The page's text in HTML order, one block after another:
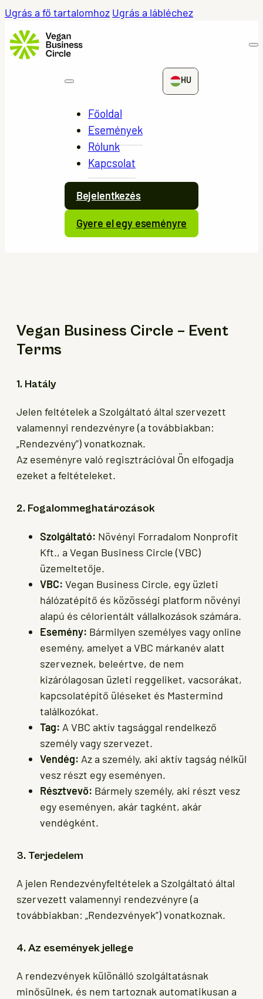
Ugrás a fő tartalomhoz Ugrás a lábléchez
HU
Főoldal
Események
Rólunk
Kapcsolat
Bejelentkezés
Gyere el egy eseményre
Vegan Business Circle – Event
Terms
1. Hatály
Jelen feltételek a Szolgáltató által szervezett
valamennyi rendezvényre (a továbbiakban:
„Rendezvény”) vonatkoznak.
Az eseményre való regisztrációval Ön elfogadja
ezeket a feltételeket.
2. Fogalommeghatározások
Szolgáltató: Növényi Forradalom Nonprofit
Kft., a Vegan Business Circle (VBC)
üzemeltetője.
VBC: Vegan Business Circle, egy üzleti
hálózatépítő és közösségi platform növényi
alapú és célorientált vállalkozások számára.
Esemény: Bármilyen személyes vagy online
esemény, amelyet a VBC márkanév alatt
szerveznek, beleértve, de nem
kizárólagosan üzleti reggeliket, vacsorákat,
kapcsolatépítő üléseket és Mastermind
találkozókat.
Tag: A VBC aktív tagsággal rendelkező
személy vagy szervezet.
Vendég: Az a személy, aki aktív tagság nélkül
vesz részt egy eseményen.
Résztvevő: Bármely személy, aki részt vesz
egy eseményen, akár tagként, akár
vendégként.
3. Terjedelem
A jelen Rendezvényfeltételek a Szolgáltató által
szervezett valamennyi rendezvényre (a
továbbiakban: „Rendezvények”) vonatkoznak.
4. Az események jellege
A rendezvények különálló szolgáltatásnak
minősülnek, és nem tartoznak automatikusan a